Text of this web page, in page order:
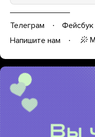
Телеграм Фейсбук
Напишите нам